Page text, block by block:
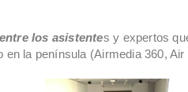
los asistentes y expertos
la península (Airmedia 360,